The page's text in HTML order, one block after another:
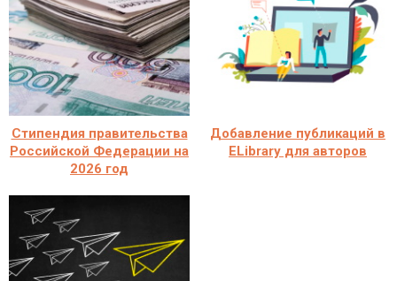
Стипендия правительства
Российской Федерации на
2026 год
Добавление публикаций в
ELibrary для авторов